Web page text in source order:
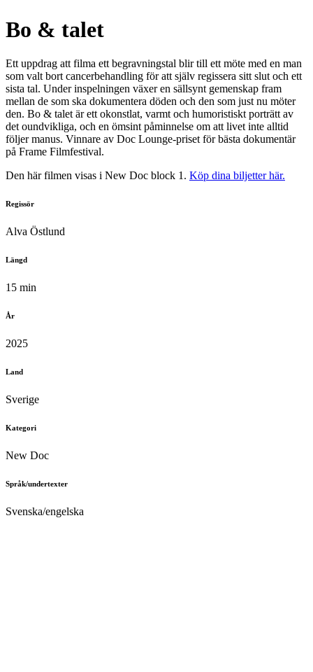
Bo & talet
Ett uppdrag att filma ett begravningstal blir till ett möte med en man
som valt bort cancerbehandling för att själv regissera sitt slut och ett
sista tal. Under inspelningen växer en sällsynt gemenskap fram
mellan de som ska dokumentera döden och den som just nu möter
den. Bo & talet är ett okonstlat, varmt och humoristiskt porträtt av
det oundvikliga, och en ömsint påminnelse om att livet inte alltid
följer manus. Vinnare av Doc Lounge-priset för bästa dokumentär
på Frame Filmfestival.
Den här filmen visas i New Doc block 1. Köp dina biljetter här.
Regissör
Alva Östlund
Längd
15 min
År
2025
Land
Sverige
Kategori
New Doc
Språk/undertexter
Svenska/engelska